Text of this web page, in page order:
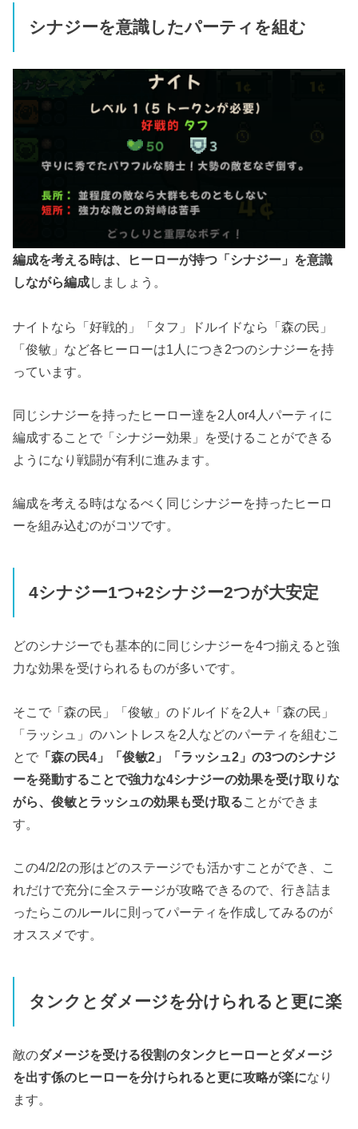
シナジーを意識したパーティを組む
編成を考える時は、ヒーローが持つ「シナジー」を意識
しながら編成しましょう。
ナイトなら「好戦的」「タフ」ドルイドなら「森の民」
「俊敏」など各ヒーローは1人につき2つのシナジーを持
っています。
同じシナジーを持ったヒーロー達を2人or4人パーティに
編成することで「シナジー効果」を受けることができる
ようになり戦闘が有利に進みます。
編成を考える時はなるべく同じシナジーを持ったヒーロ
ーを組み込むのがコツです。
4シナジー1つ+2シナジー2つが大安定
どのシナジーでも基本的に同じシナジーを4つ揃えると強
力な効果を受けられるものが多いです。
そこで「森の民」「俊敏」のドルイドを2人+「森の民」
「ラッシュ」のハントレスを2人などのパーティを組むこ
とで 「森の民4」「俊敏2」「ラッシュ2」の3つのシナジ
ーを発動することで強力な4シナジーの効果を受け取りな
がら、俊敏とラッシュの効果も受け取ることができま
す。
この4/2/2の形はどのステージでも活かすことができ、こ
れだけで充分に全ステージが攻略できるので、行き詰ま
ったらこのルールに則ってパーティを作成してみるのが
オススメです。
タンクとダメージを分けられると更に楽
敵のダメージを受ける役割のタンクヒーローとダメージ
を出す係のヒーローを分けられると更に攻略が楽になり
ます。